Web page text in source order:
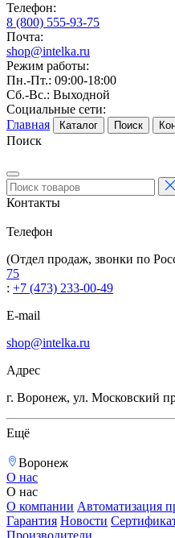
Телефон:
8 (800) 555-93-75
Почта:
shop@intelka.ru
Режим работы:
Пн.-Пт.: 09:00-18:00
Сб.-Вс.: Выходной
Социальные сети:
Главная
Каталог Поиск
Поиск
Контакты
Телефон
(Отдел продаж, звонки по
75
: +7 (473) 233-00-49
E-mail
shop@intelka.ru
Адрес
г. Воронеж, ул. Московский
Ещё
Воронеж
О нас
О нас
О компании Автоматизация
Гарантия Новости